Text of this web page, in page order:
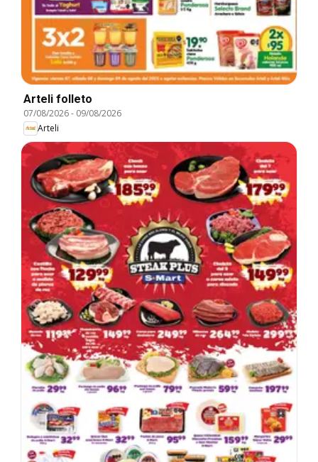
Arteli folleto
07/08/2026- 09/08/2026
Arteli